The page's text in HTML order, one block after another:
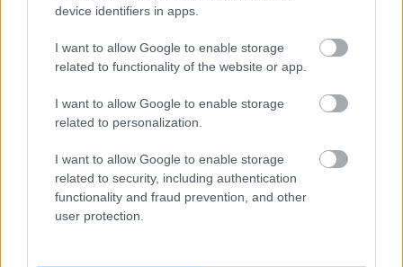
device identifiers in apps.
I want to allow Google to enable storage
related to functionality of the website or app.
I want to allow Google to enable storage
related to personalization.
I want to allow Google to enable storage
related to security, including authentication
functionality and fraud prevention, and other
user protection.